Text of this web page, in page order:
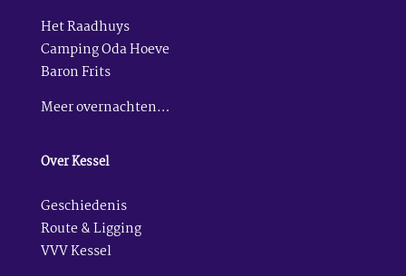
Het Raadhuys
Camping Oda Hoeve
Baron Frits
Meer overnachten…
Over Kessel
Geschiedenis
Route & Ligging
VVV Kessel